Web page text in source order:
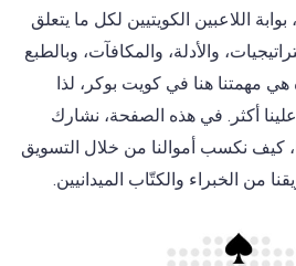
اللاعبين الكويتيين لكل ما يتعلق
والأدلة، والمكافآت، وبالطبع
مهمتنا هنا في كويت بوكر، لذا
أكثر. في هذه الصفحة، نشارك
كيف نكسب أموالنا من خلال التسويق
من الخبراء والكتّاب الميدانيين.